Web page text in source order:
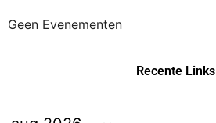
Geen Evenementen
Recente Links